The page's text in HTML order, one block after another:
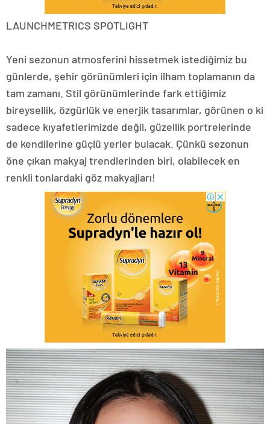
LAUNCHMETRICS SPOTLIGHT
Yeni sezonun atmosferini hissetmek istediğimiz bu
günlerde, şehir görünümleri için ilham toplamanın da
tam zamanı. Stil görünümlerinde fark ettiğimiz
bireysellik, özgürlük ve enerjik tasarımlar, görünen o ki
sadece kıyafetlerimizde değil, güzellik portrelerinde
de kendilerine güçlü yerler bulacak. Çünkü sezonun
öne çıkan makyaj trendlerinden biri, olabilecek en
renkli tonlardaki göz makyajları!